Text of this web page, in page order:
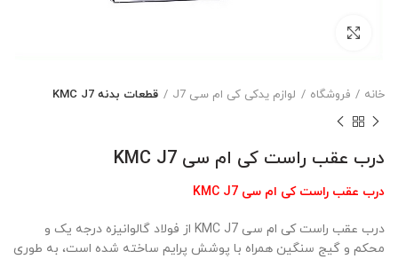
خانه فروشگاه لوازم یدکی کی ام سی J7 قطعات بدنه KMC J7
درب عقب راست کی ام سی KMC J7
درب عقب راست کی ام سی KMC J7
درب عقب راست کی ام سی KMC J7 از فولاد گالوانیزه درجه یک و
محکم و گیج سنگین همراه با پوشش پرایم ساخته شده است، به طوری